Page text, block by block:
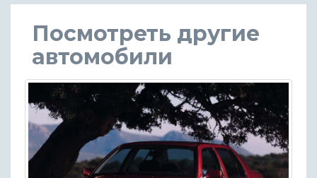
Посмотреть другие
автомобили